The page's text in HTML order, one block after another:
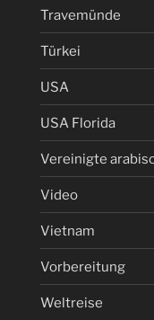
Travemünde
Türkei
USA
USA Florida
Vereinigte
Video
Vietnam
Vorbereitung
Weltreise